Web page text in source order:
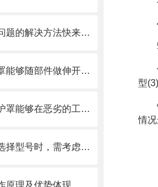
机床排屑机常见问题的解决方法快来看看吧！
拉链式丝杠防护罩能够随部件做伸开或压缩运动
不锈钢板导轨防护罩能够在恶劣的工作环境中长期使用
自动排屑机用户选择型号时，需考虑哪些事项？
原理及优势体现
型
情